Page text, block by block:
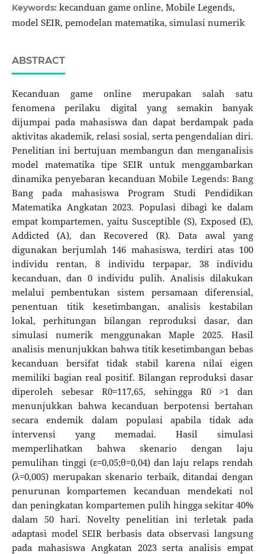
Keywords: kecanduan game online, Mobile Legends,
model SEIR, pemodelan matematika, simulasi numerik
ABSTRACT
Kecanduan game online merupakan salah satu
fenomena perilaku digital yang semakin banyak
dijumpai pada mahasiswa dan dapat berdampak pada
aktivitas akademik, relasi sosial, serta pengendalian diri.
Penelitian ini bertujuan membangun dan menganalisis
model matematika tipe SEIR untuk menggambarkan
dinamika penyebaran kecanduan Mobile Legends: Bang
Bang pada mahasiswa Program Studi Pendidikan
Matematika Angkatan 2023. Populasi dibagi ke dalam
empat kompartemen, yaitu Susceptible (S), Exposed (E),
Addicted (A), dan Recovered (R). Data awal yang
digunakan berjumlah 146 mahasiswa, terdiri atas 100
individu rentan, 8 individu terpapar, 38 individu
kecanduan, dan 0 individu pulih. Analisis dilakukan
melalui pembentukan sistem persamaan diferensial,
penentuan titik kesetimbangan, analisis kestabilan
lokal, perhitungan bilangan reproduksi dasar, dan
simulasi numerik menggunakan Maple 2025. Hasil
analisis menunjukkan bahwa titik kesetimbangan bebas
kecanduan bersifat tidak stabil karena nilai eigen
memiliki bagian real positif. Bilangan reproduksi dasar
diperoleh sebesar R0=117,65, sehingga R0 >1 dan
menunjukkan bahwa kecanduan berpotensi bertahan
secara endemik dalam populasi apabila tidak ada
intervensi yang memadai. Hasil simulasi
memperlihatkan bahwa skenario dengan laju
pemulihan tinggi (ε=0,05;θ=0,04) dan laju relaps rendah
(λ=0,005) merupakan skenario terbaik, ditandai dengan
penurunan kompartemen kecanduan mendekati nol
dan peningkatan kompartemen pulih hingga sekitar 40%
dalam 50 hari. Novelty penelitian ini terletak pada
adaptasi model SEIR berbasis data observasi langsung
pada mahasiswa Angkatan 2023 serta analisis empat